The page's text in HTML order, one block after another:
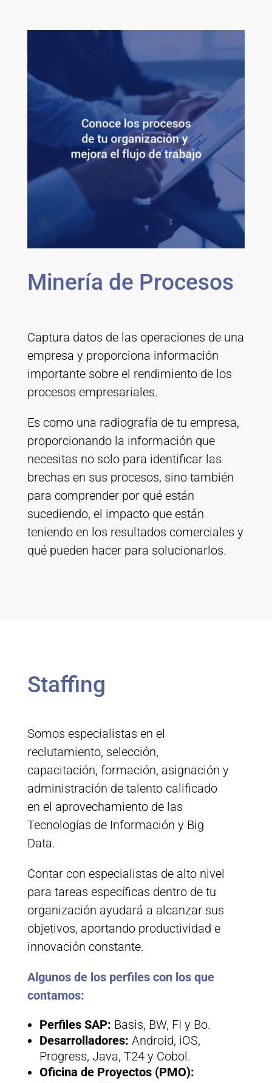
Minería de Procesos
Captura datos de las operaciones de una
empresa y proporciona información
importante sobre el rendimiento de los
procesos empresariales.
Es como una radiografía de tu empresa,
proporcionando la información que
necesitas no solo para identificar las
brechas en sus procesos, sino también
para comprender por qué están
sucediendo, el impacto que están
teniendo en los resultados comerciales y
qué pueden hacer para solucionarlos.
Staffing
Somos especialistas en el
reclutamiento, selección,
capacitación, formación, asignación y
administración de talento calificado
en el aprovechamiento de las
Tecnologías de Información y Big
Data.
Contar con especialistas de alto nivel
para tareas específicas dentro de tu
organización ayudará a alcanzar sus
objetivos, aportando productividad e
innovación constante.
Algunos de los perfiles con los que
contamos:
Perfiles SAP: Basis, BW, FI y Bo.
Desarrolladores: Android, iOS,
Progress, Java, T24 y Cobol.
Oficina de Proyectos (PMO):